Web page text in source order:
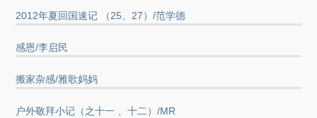
2012年夏回国速记 （25、27）/范学德
感恩/李启民
搬家杂感/雅歌妈妈
户外敬拜小记（之十一 、十二）/MR